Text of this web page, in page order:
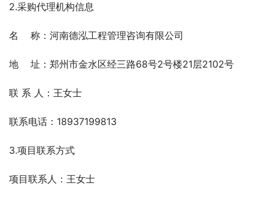
2.采购代理机构信息
名    称：河南德泓工程管理咨询有限公司
地    址：郑州市金水区经三路68号2号楼21层2102号
联 系 人：王女士
联系电话：18937199813
3.项目联系方式
项目联系人：王女士